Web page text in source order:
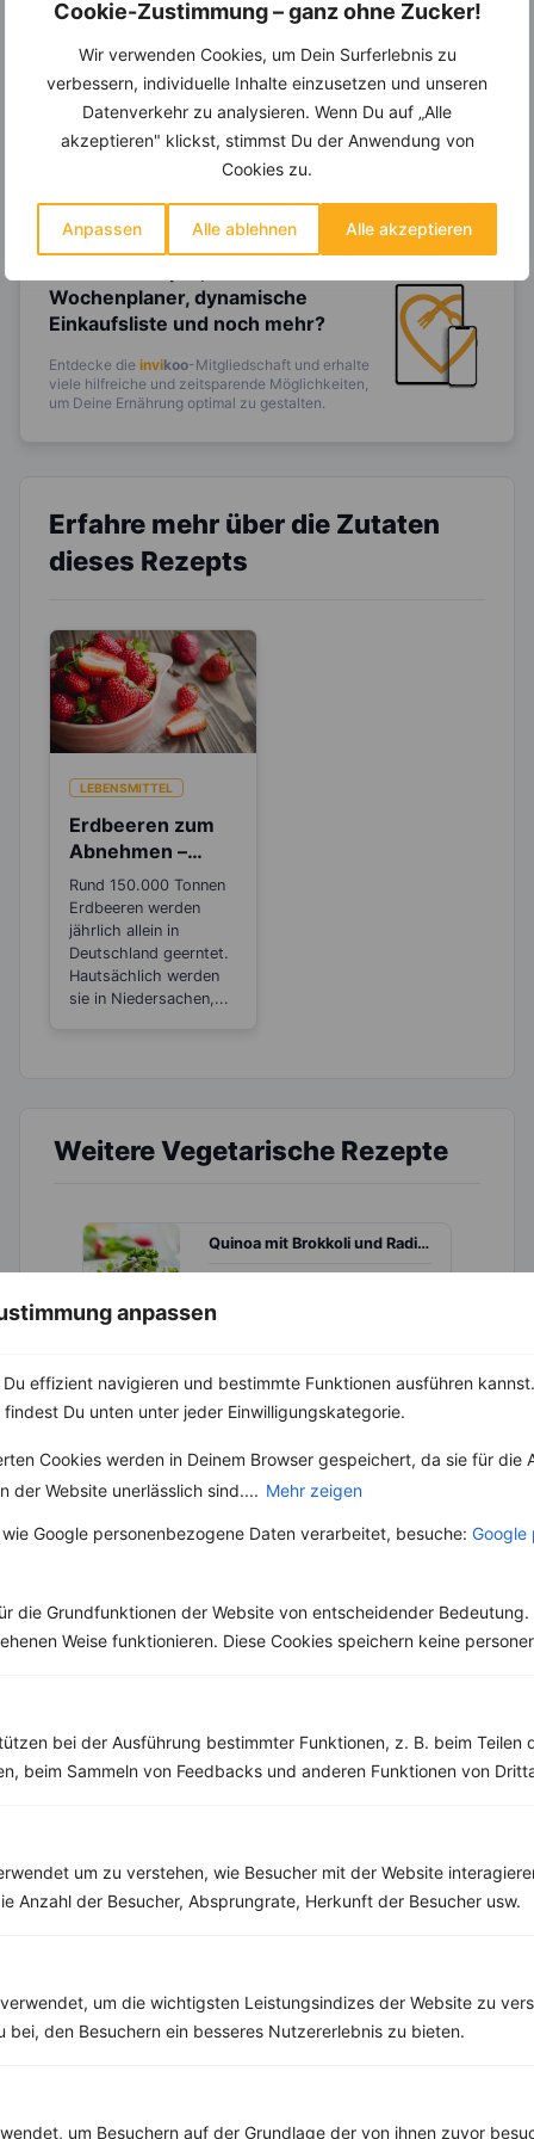
Cookie-Zustimmung – ganz ohne Zucker!
Wir verwenden Cookies, um Dein Surferlebnis zu
verbessern, individuelle Inhalte einzusetzen und unseren
Datenverkehr zu analysieren. Wenn Du auf „Alle
akzeptieren" klickst, stimmst Du der Anwendung von
Cookies zu.
Anpassen Alle ablehnen Alle akzeptieren
anpassen
effizient navigieren und bestimmte Funktionen ausführen
Du unten unter jeder Einwilligungskategorie.
Cookies werden in Deinem Browser gespeichert, da sie für die
der Website unerlässlich sind.... Mehr zeigen
Google personenbezogene Daten verarbeitet, besuche: Google
die Grundfunktionen der Website von entscheidender Bedeutung.
Weise funktionieren. Diese Cookies speichern keine
bei der Ausführung bestimmter Funktionen, z. B. beim Teilen
beim Sammeln von Feedbacks und anderen Funktionen von
um zu verstehen, wie Besucher mit der Website
Anzahl der Besucher, Absprungrate, Herkunft der Besucher usw.
um die wichtigsten Leistungsindizes der Website zu
bei, den Besuchern ein besseres Nutzererlebnis zu bieten.
um Besuchern auf der Grundlage der von ihnen zuvor
Ein Ernährungsplan auf Dich
eigenen Rezepten?
Erstelle Dir Deinen eigenen, individuellen
Ernährungsplan nur mit Deinen
Lieblingsrezepten auf Basis des gesamten
Wochenplaner, dynamische
Einkaufsliste und noch mehr?
Entdecke die invikoo-Mitgliedschaft und erhalte
viele hilfreiche und zeitsparende Möglichkeiten,
um Deine Ernährung optimal zu gestalten.
Erfahre mehr über die Zutaten
dieses Rezepts
LEBENSMITTEL
Erdbeeren zum
Abnehmen –
Wusstest du, das
sie botanisch
gesehen Nüsse
sind?
Rund 150.000 Tonnen
Erdbeeren werden
jährlich allein in
Deutschland geerntet.
Hautsächlich werden
sie in Niedersachen,...
Weitere Vegetarische Rezepte
Quinoa mit Brokkoli und Radieschen
Fett:
Rezepte mit 200 bis 300 kcal
‹ ›
Weiße Bohnensuppe mit Kartoffeln und Gemüse
Kalorien:297 kcal